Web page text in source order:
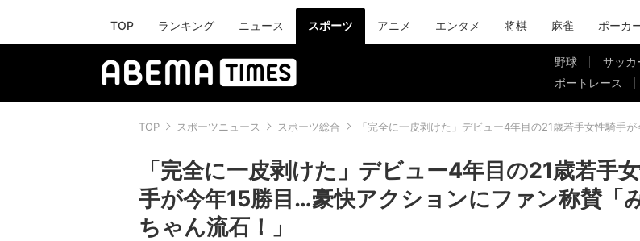
TOP ランキング ニュース スポーツ アニメ エンタメ 将棋 麻雀 ポーカ
野球 サッカ
ボートレース
TOP スポーツニュース スポーツ総合 「完全に一皮剥けた」デビュー4年目の21歳若手女性騎手
「完全に一皮剥けた」デビュー4年目の21歳若手
手が今年15勝目…豪快アクションにファン称賛「
ちゃん流石！」